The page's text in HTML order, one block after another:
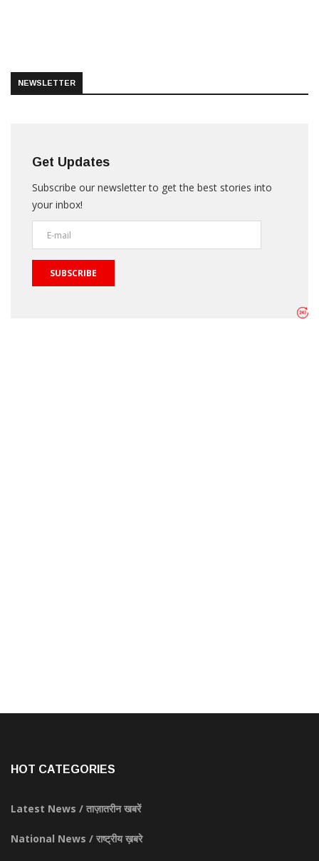
NEWSLETTER
Get Updates
Subscribe our newsletter to get the best stories into
your inbox!
SUBSCRIBE
HOT CATEGORIES
Latest News / ताज़ातरीन खबरें
National News / राष्ट्रीय ख़बरे